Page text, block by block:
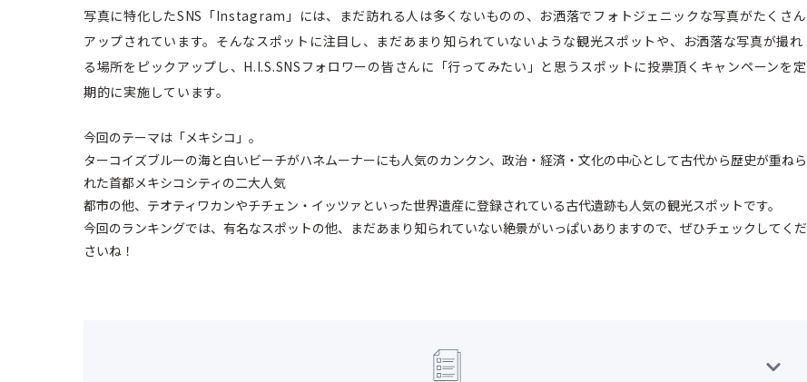
写真に特化したSNS「Instagram」には、まだ訪れる人は多くないものの、お洒落でフォトジェニックな写真がたくさん
アップされています。そんなスポットに注目し、まだあまり知られていないような観光スポットや、お洒落な写真が撮れ
る場所をピックアップし、H.I.S.SNSフォロワーの皆さんに「行ってみたい」と思うスポットに投票頂くキャンペーンを定
期的に実施しています。
今回のテーマは「メキシコ」。
ターコイズブルーの海と白いビーチがハネムーナーにも人気のカンクン、政治・経済・文化の中心として古代から歴史が重ねら
れた首都メキシコシティの二大人気
都市の他、テオティワカンやチチェン・イッツァといった世界遺産に登録されている古代遺跡も人気の観光スポットです。
今回のランキングでは、有名なスポットの他、まだあまり知られていない絶景がいっぱいありますので、ぜひチェックしてくだ
さいね！